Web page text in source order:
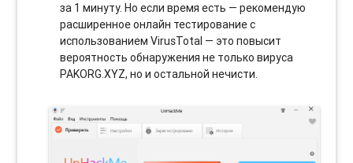
за 1 минуту. Но если время есть — рекомендую
расширенное онлайн тестирование с
использованием VirusTotal — это повысит
вероятность обнаружения не только вируса
PAKORG.XYZ, но и остальной нечисти.